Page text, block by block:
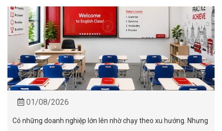
01/08/2026
Có những doanh nghiệp lớn lên nhờ chạy theo xu hướng. Nhưng